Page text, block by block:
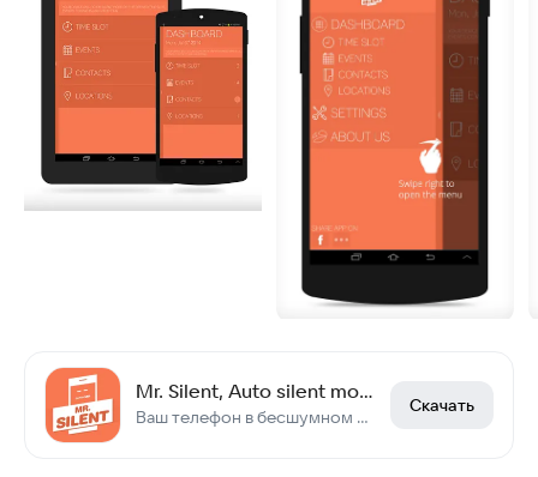
Mr. Silent, Auto silent mode
Ваш телефон в бесшумном режиме.
Скачать